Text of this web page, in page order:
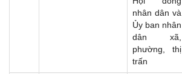
nhân dân và
Ủy ban nhân
dân xã,
phường, thị
trấn